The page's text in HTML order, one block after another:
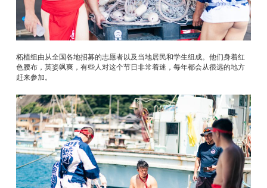
柘植组由从全国各地招募的志愿者以及当地居民和学生组成。他们身着红
色腰布，英姿飒爽，有些人对这个节日非常着迷，每年都会从很远的地方
赶来参加。